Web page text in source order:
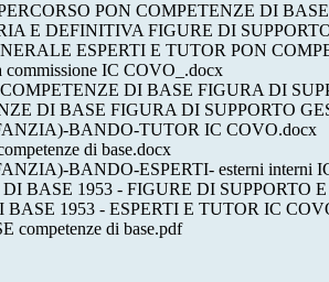
PON COMPETENZE DI
E DEFINITIVA FIGURE DI
ESPERTI E TUTOR PON
IC COVO_.docx
DI BASE FIGURA DI
DI BASE FIGURA DI SUPPORTO
BANDO-TUTOR IC COVO.docx
di base.docx
BANDO-ESPERTI- esterni interni
BASE 1953 - FIGURE DI
1953 - ESPERTI E TUTOR IC
competenze di base.pdf